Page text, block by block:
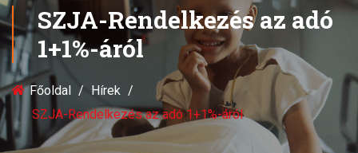
SZJA-Rendelkezés az adó
1+1%-áról
Főoldal
Hírek
SZJA-Rendelkezés az adó 1+1%-áról